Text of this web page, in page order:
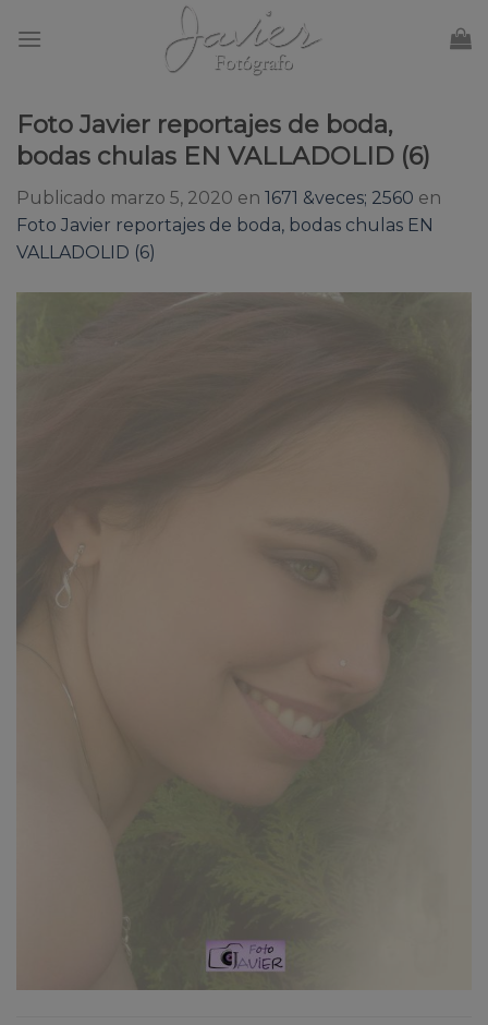
Foto Javier reportajes de boda,
bodas chulas EN VALLADOLID (6)
Publicado marzo 5, 2020 en 1671 &veces; 2560 en
Foto Javier reportajes de boda, bodas chulas EN
VALLADOLID (6)